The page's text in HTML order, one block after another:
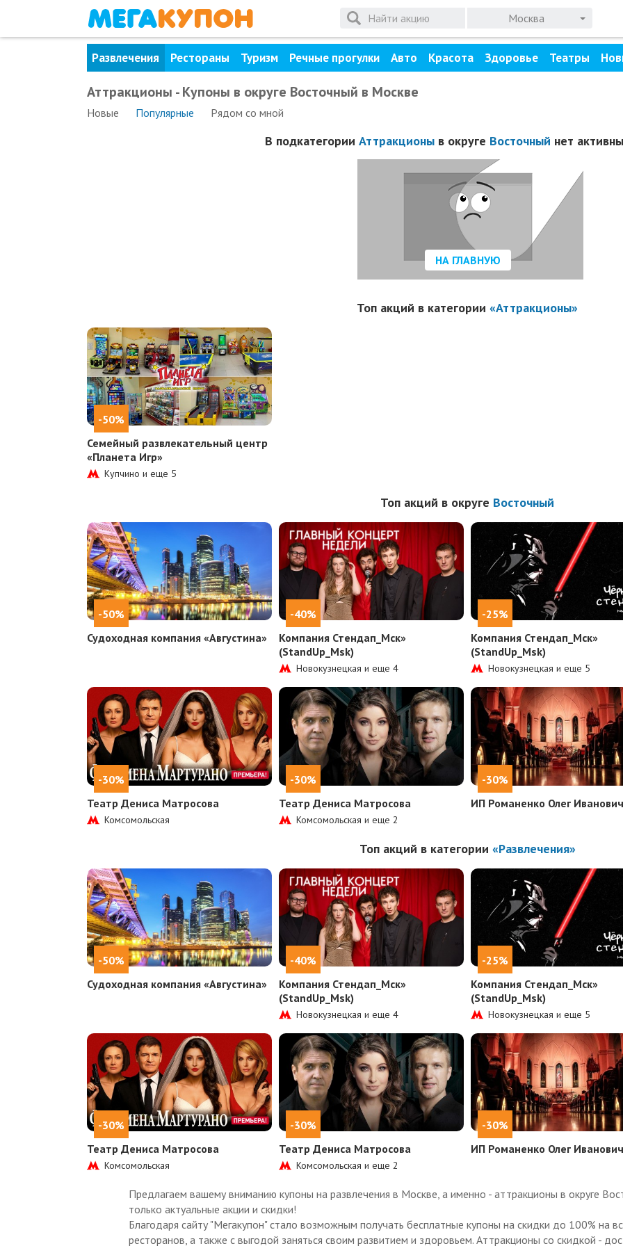
Москва
Развлечения Рестораны Туризм Речные прогулки Авто Красота Здоровье Театры
Аттракционы - Купоны в округе Восточный в Москве
Новые Популярные Рядом со мной
В подкатегории Аттракционыв округе Восточный нет
НА ГЛАВНУЮ
Топ акций в категории «Аттракционы»
-50%
Семейный развлекательный центр
«Планета Игр»
Купчино и еще 5
Топ акций в округе Восточный
-50%
Судоходная компания «Августина»
-40%
Компания Стендап_Мск»
(StandUp_Msk)
Новокузнецкая и еще 4
-25%
Компания Стендап_Мск»
(StandUp_Msk)
Новокузнецкая и еще 5
-30%
Театр Дениса Матросова
Комсомольская
-30%
Театр Дениса Матросова
Комсомольская и еще 2
-30%
ИП Романенко Олег Иванович
Топ акций в категории «Развлечения»
-50%
Судоходная компания «Августина»
-40%
Компания Стендап_Мск»
(StandUp_Msk)
Новокузнецкая и еще 4
-25%
Компания Стендап_Мск»
(StandUp_Msk)
Новокузнецкая и еще 5
-30%
Театр Дениса Матросова
Комсомольская
-30%
Театр Дениса Матросова
Комсомольская и еще 2
-30%
ИП Романенко Олег Иванович
Предлагаем вашему вниманию купоны на развлечения в Москве, а именно - аттракционы в округе
только актуальные акции и скидки!
Благодаря сайту "Мегакупон" стало возможным получать бесплатные купоны на скидки до 100% на
ресторанов, а также с выгодой заняться своим развитием и здоровьем. Аттракционы со скидкой -